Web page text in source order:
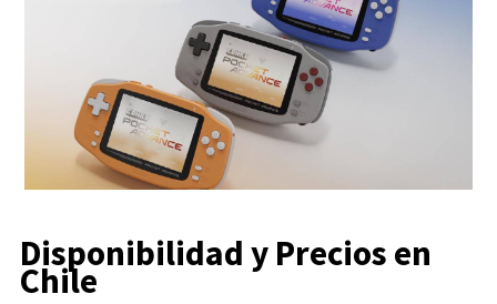
Disponibilidad y Precios en
Chile